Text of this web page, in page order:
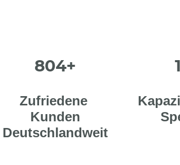
804+
Zufriedene
Kunden
Deutschlandweit